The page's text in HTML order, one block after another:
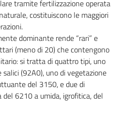
tramite fertilizzazione operata
costituiscono le maggiori
dominante rende “rari” e
(meno di 20) che contengono
si tratta di quattro tipi, uno
salici (92A0), uno di vegetazione
del 3150, e due di
6210 a umida, igrofitica, del